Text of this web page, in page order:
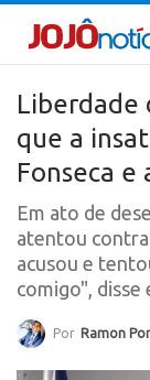
Liberdade
que a
Fonseca e
Em ato de
atentou contra
acusou e
comigo", disse
Por Ramon